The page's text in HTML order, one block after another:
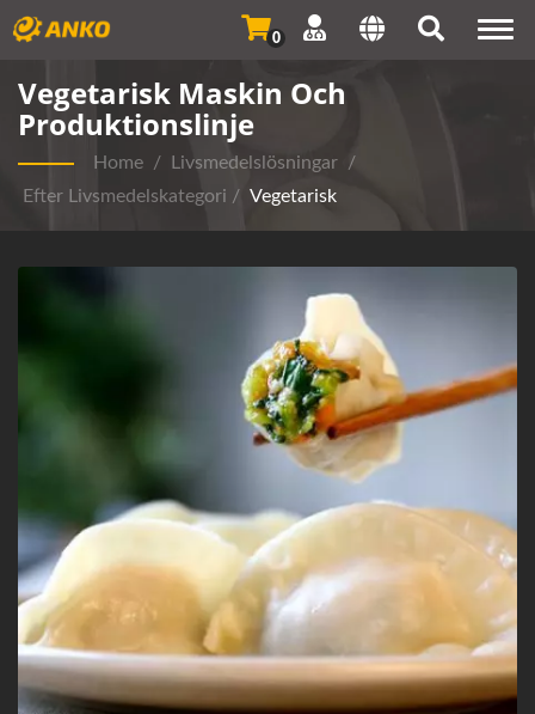
0
Vegetarisk Maskin Och
Produktionslinje
Home / Livsmedelslösningar /
Efter Livsmedelskategori / Vegetarisk